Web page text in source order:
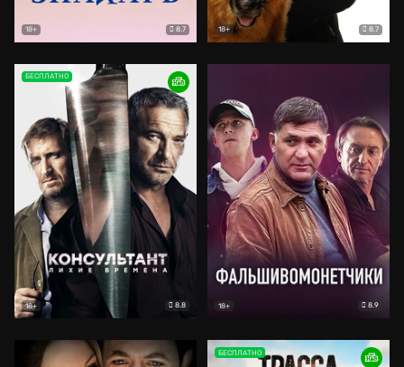
18+ 8.7 18+ 8.7
18+ 8.8
БЕСПЛАТНО
18+ 8.9
БЕСПЛАТНО